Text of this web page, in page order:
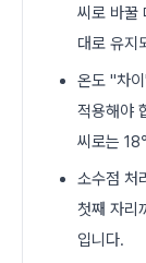
씨로 바
대로 유지
온도 "차
적용해야
씨로는
소수점 처
첫째 자리
입니다.